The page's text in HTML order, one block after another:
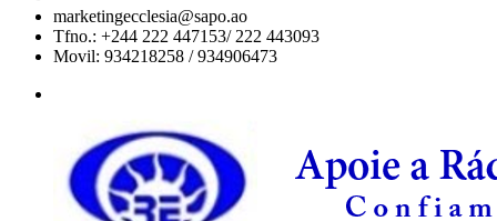
marketingecclesia@sapo.ao
Tfno.: +244 222 447153/ 222 443093
Movil: 934218258 / 934906473